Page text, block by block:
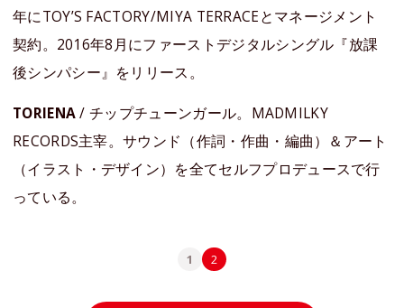
年にTOY’S FACTORY/MIYA TERRACEとマネージメント
契約。2016年8月にファーストデジタルシングル『放課
後シンパシー』をリリース。
TORIENA/ チップチューンガール。MADMILKY
RECORDS主宰。サウンド（作詞・作曲・編曲）＆アート
（イラスト・デザイン）を全てセルフプロデュースで行
っている。
1 2